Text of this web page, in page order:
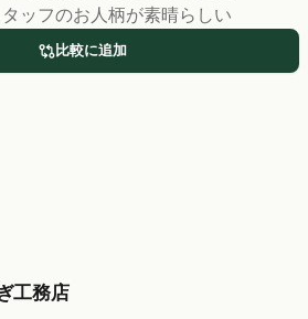
ッフのお人柄が素晴らしい
比較に追加
工務店